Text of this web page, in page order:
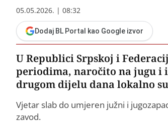
05.05.2026. | 08:32
Dodaj BL Portal kao Google izvor
U Republici Srpskoj i
periodima, naročito na jugu i
drugom dijelu dana lokalno
Vjetar slab do umjeren južni i
zavod.